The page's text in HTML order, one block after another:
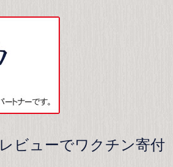
レビューでワクチン寄付